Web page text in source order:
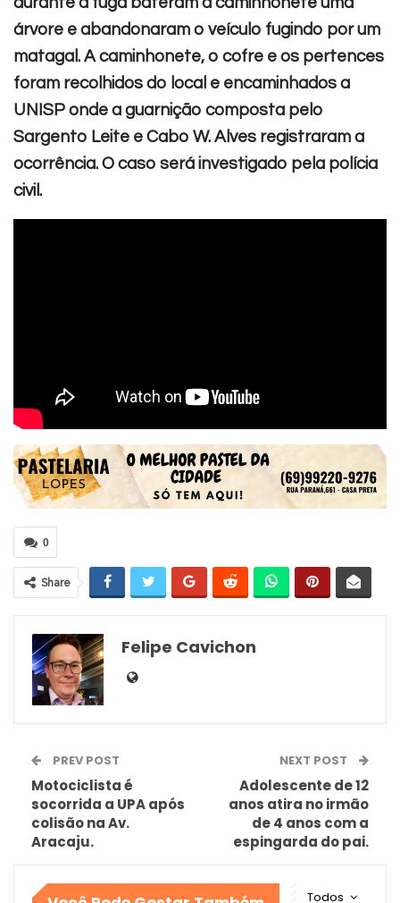
árvore e abandonaram o veículo fugindo por um
matagal. A caminhonete, o cofre e os pertences
foram recolhidos do local e encaminhados a
UNISP onde a guarnição composta pelo
Sargento Leite e Cabo W. Alves registraram a
ocorrência. O caso será investigado pela polícia
civil.
0
Share
Felipe Cavichon
PREV POST
Motociclista é
socorrida a UPA após
colisão na Av.
Aracaju.
NEXT POST
Adolescente de 12
anos atira no irmão
de 4 anos com a
espingarda do pai.
Todos